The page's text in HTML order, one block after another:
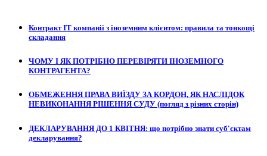
Контракт ІТ компанії з іноземним клієнтом: правила та тонкощі
складання
ЧОМУ І ЯК ПОТРІБНО ПЕРЕВІРЯТИ ІНОЗЕМНОГО
КОНТРАГЕНТА?
ОБМЕЖЕННЯ ПРАВА ВИЇЗДУ ЗА КОРДОН, ЯК НАСЛІДОК
НЕВИКОНАННЯ РІШЕННЯ СУДУ (погляд з різних сторін)
ДЕКЛАРУВАННЯ ДО 1 КВІТНЯ: що потрібно знати суб'єктам
декларування?